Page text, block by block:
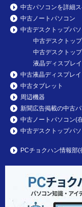
中古パソコンを詳細
中古ノートパソコン
中古デスクトップパ
中古デスクトッ
中古デスクトッ
液晶ディスプレ
中古液晶ディスプレイ
中古タブレット
周辺機器
新聞広告掲載の中古
中古ノートパソコン(
中古デスクトップパ
PCチョクハン情報部